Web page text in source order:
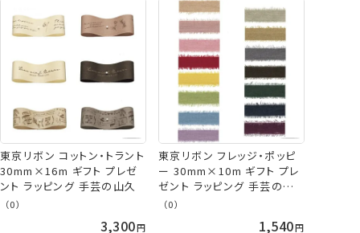
東京リボン コットン・トラント
30mm×16m ギフト プレゼ
ント ラッピング 手芸の山久
（0）
3,300
東京リボン フレッジ・ポッピ
ー 30mm×10m ギフト プレ
ゼント ラッピング 手芸の山
久
（0）
1,540